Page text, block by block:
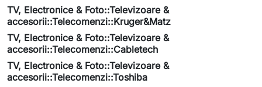
TV, Electronice & Foto::Televizoare &
accesorii::Telecomenzi::Kruger&Matz
TV, Electronice & Foto::Televizoare &
accesorii::Telecomenzi::Cabletech
TV, Electronice & Foto::Televizoare &
accesorii::Telecomenzi::Toshiba